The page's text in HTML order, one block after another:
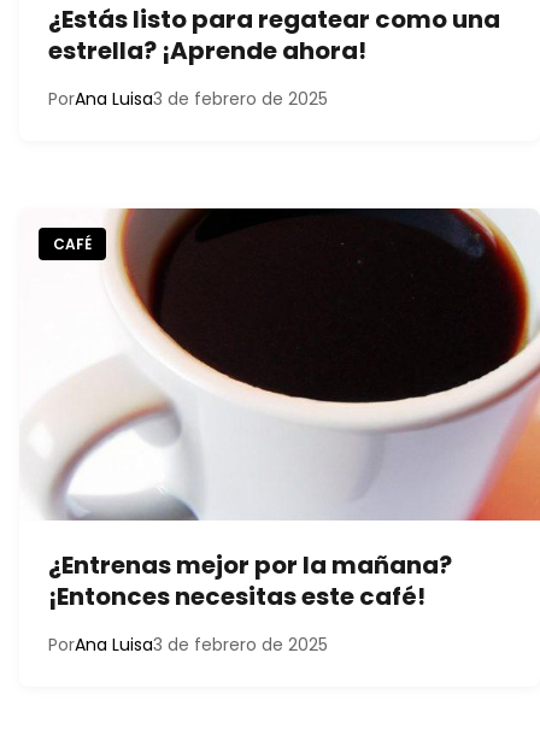
¿Estás listo para regatear como una
estrella? ¡Aprende ahora!
PorAna Luisa3 de febrero de 2025
CAFÉ
¿Entrenas mejor por la mañana?
¡Entonces necesitas este café!
PorAna Luisa3 de febrero de 2025